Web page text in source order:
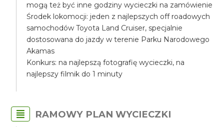
mogą też być inne godziny wycieczki na zamówienie
Środek lokomocji: jeden z najlepszych off roadowych
samochodów Toyota Land Cruiser, specjalnie
dostosowana do jazdy w terenie Parku Narodowego
Akamas
Konkurs: na najlepszą fotografię wycieczki, na
najlepszy filmik do 1 minuty
RAMOWY PLAN WYCIECZKI